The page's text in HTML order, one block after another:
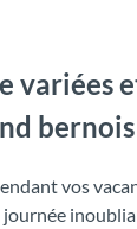
variées
bernois
vos